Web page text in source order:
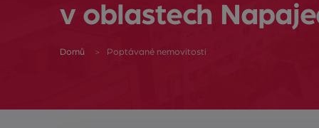
v oblastech
Domů Poptávané nemovitosti